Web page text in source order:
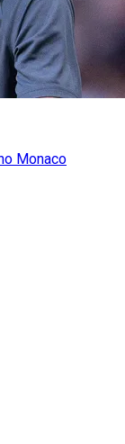
Monaco